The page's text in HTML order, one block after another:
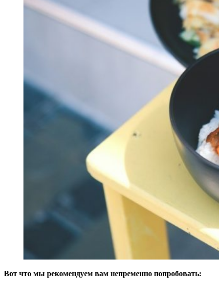
Вот что мы рекомендуем вам непременно попробовать: